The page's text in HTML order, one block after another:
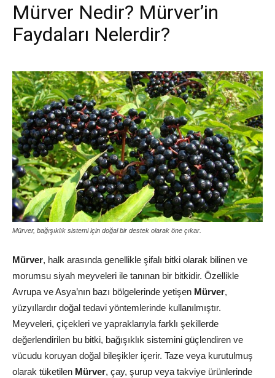
Mürver Nedir? Mürver’in
Faydaları Nelerdir?
Mürver, bağışıklık sistemi için doğal bir destek olarak öne çıkar.
Mürver, halk arasında genellikle şifalı bitki olarak bilinen ve
morumsu siyah meyveleri ile tanınan bir bitkidir. Özellikle
Avrupa ve Asya’nın bazı bölgelerinde yetişen Mürver,
yüzyıllardır doğal tedavi yöntemlerinde kullanılmıştır.
Meyveleri, çiçekleri ve yapraklarıyla farklı şekillerde
değerlendirilen bu bitki, bağışıklık sistemini güçlendiren ve
vücudu koruyan doğal bileşikler içerir. Taze veya kurutulmuş
olarak tüketilen Mürver, çay, şurup veya takviye ürünlerinde